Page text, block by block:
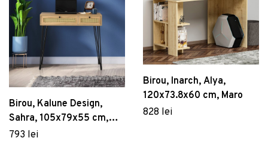
Birou, Kalune Design,
Sahra, 105x79x55 cm,
Stejar / Negru
793 lei
Birou, Inarch, Alya,
120x73.8x60 cm, Maro
828 lei